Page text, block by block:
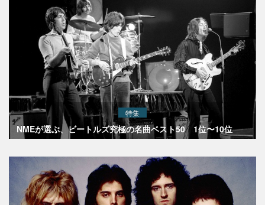
特集
NMEが選ぶ、ビートルズ究極の名曲ベスト50 1位〜10位